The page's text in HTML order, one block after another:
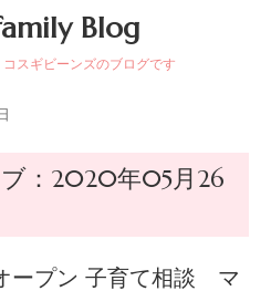
Blog
スギビーンズのブログです
ブ：2020年05月26
ープン 子育て相談 マ